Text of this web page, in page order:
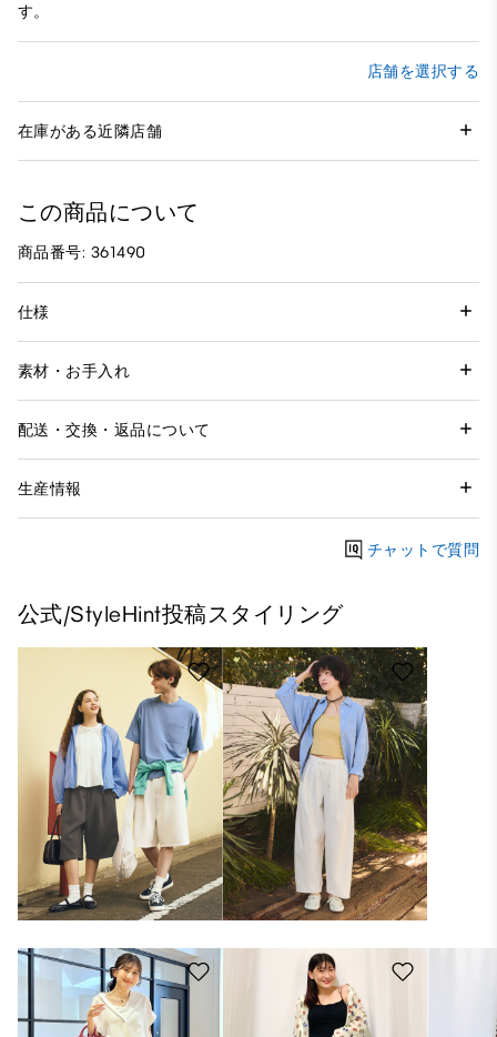
す。
店舗を選択する
在庫がある近隣店舗
この商品について
商品番号: 361490
仕様
素材・お手入れ
配送・交換・返品について
生産情報
チャットで質問
公式/StyleHint投稿スタイリング